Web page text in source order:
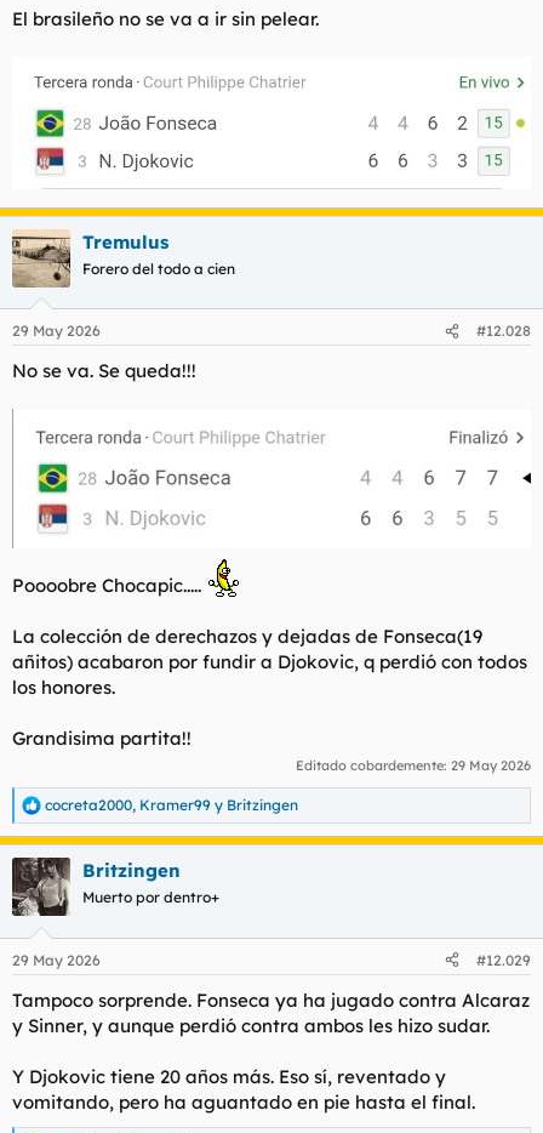
El brasileño no se va a ir sin pelear.
Tremulus
Forero del todo a cien
29 May 2026 #12.028
No se va. Se queda!!!
Poooobre Chocapic.....
La colección de derechazos y dejadas de Fonseca(19
añitos) acabaron por fundir a Djokovic, q perdió con todos
los honores.
Grandisima partita!!
Editado cobardemente: 29 May 2026
R
e
c
c
i
e
:
cocreta2000, Kramer99 y Britzingen
Britzingen
Muerto por dentro+
29 May 2026 #12.029
Tampoco sorprende. Fonseca ya ha jugado contra Alcaraz
y Sinner, y aunque perdió contra ambos les hizo sudar.
Y Djokovic tiene 20 años más. Eso sí, reventado y
vomitando, pero ha aguantado en pie hasta el final.